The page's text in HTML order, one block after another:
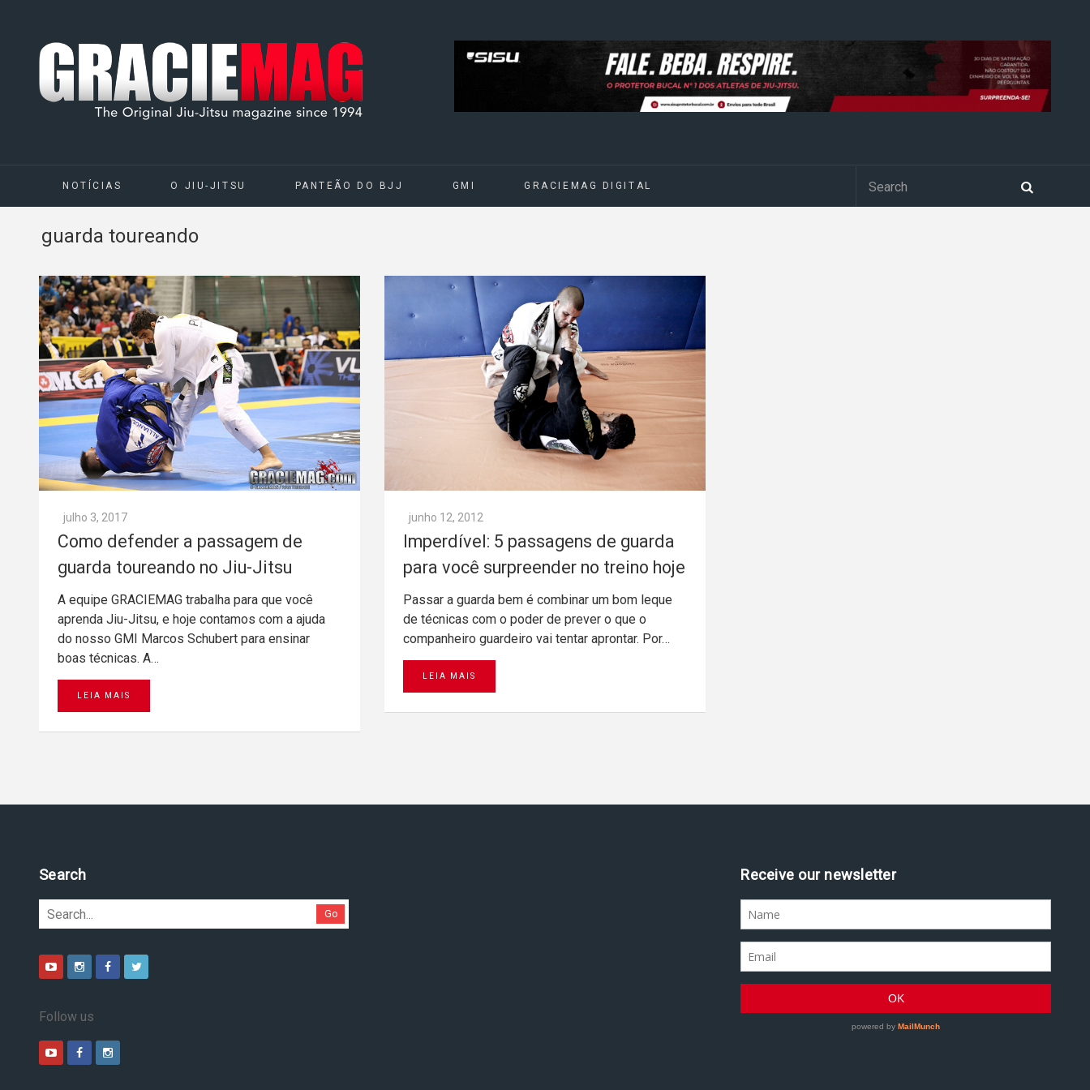
NOTÍCIAS O JIU-JITSU PANTEÃO DO BJJ GMI GRACIEMAG DIGITAL
guarda toureando
julho 3, 2017
Como defender a passagem de
guarda toureando no Jiu-Jitsu
A equipe GRACIEMAG trabalha para que você
aprenda Jiu-Jitsu, e hoje contamos com a ajuda
do nosso GMI Marcos Schubert para ensinar
boas técnicas. A…
LEIA MAIS
junho 12, 2012
Imperdível: 5 passagens de guarda
para você surpreender no treino hoje
Passar a guarda bem é combinar um bom leque
de técnicas com o poder de prever o que o
companheiro guardeiro vai tentar aprontar. Por…
LEIA MAIS
Search
Go
Follow us
Receive our newsletter